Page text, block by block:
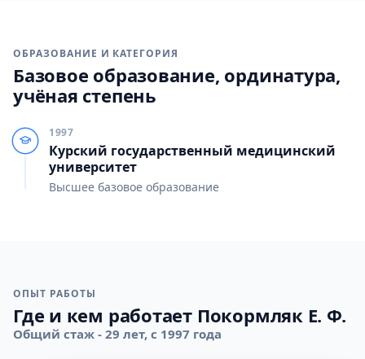
ОБРАЗОВАНИЕ И КАТЕГОРИЯ
Базовое образование, ординатура,
учёная степень
1997
Курский государственный медицинский
университет
Высшее базовое образование
ОПЫТ РАБОТЫ
Где и кем работает Покормляк Е. Ф.
Общий стаж - 29 лет, с 1997 года